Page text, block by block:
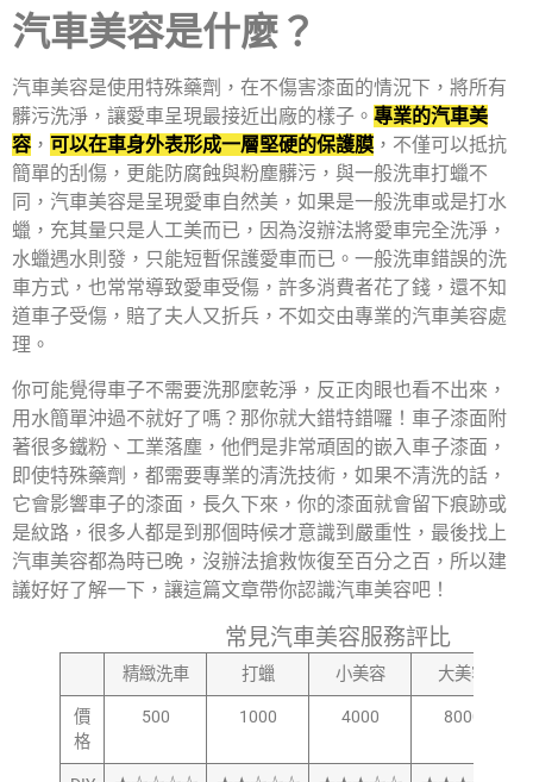
汽車美容是什麼？
汽車美容是使用特殊藥劑，在不傷害漆面的情況下，將所有
髒污洗淨，讓愛車呈現最接近出廠的樣子。 專業的汽車美
容 ， 可以在車身外表形成一層堅硬的保護膜 ，不僅可以抵抗
簡單的刮傷，更能防腐蝕與粉塵髒污，與一般洗車打蠟不
同，汽車美容是呈現愛車自然美，如果是一般洗車或是打水
蠟，充其量只是人工美而已，因為沒辦法將愛車完全洗淨，
水蠟遇水則發，只能短暫保護愛車而已。一般洗車錯誤的洗
車方式，也常常導致愛車受傷，許多消費者花了錢，還不知
道車子受傷，賠了夫人又折兵，不如交由專業的汽車美容處
理。
你可能覺得車子不需要洗那麼乾淨，反正肉眼也看不出來，
用水簡單沖過不就好了嗎？那你就大錯特錯囉！車子漆面附
著很多鐵粉、工業落塵，他們是非常頑固的嵌入車子漆面，
即使特殊藥劑，都需要專業的清洗技術，如果不清洗的話，
它會影響車子的漆面，長久下來，你的漆面就會留下痕跡或
是紋路，很多人都是到那個時候才意識到嚴重性，最後找上
汽車美容都為時已晚，沒辦法搶救恢復至百分之百，所以建
議好好了解一下，讓這篇文章帶你認識汽車美容吧！
常見汽車美容服務評比
精緻洗車 打蠟 小美容 大美容
價
格
500 1000 4000 8000